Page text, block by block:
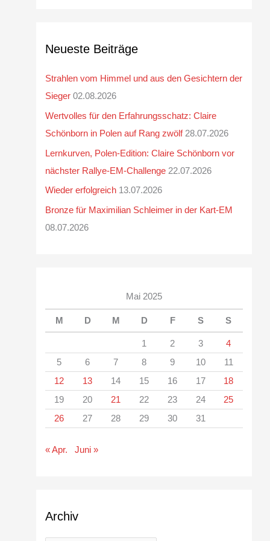
Neueste Beiträge
Strahlen vom Himmel und aus den Gesichtern der
Sieger 02.08.2026
Wertvolles für den Erfahrungsschatz: Claire
Schönborn in Polen auf Rang zwölf 28.07.2026
Lernkurven, Polen-Edition: Claire Schönborn vor
nächster Rallye-EM-Challenge 22.07.2026
Wieder erfolgreich 13.07.2026
Bronze für Maximilian Schleimer in der Kart-EM
08.07.2026
Mai 2025
M D M D F S S
1 2 3
4
5
6 7 8 9 10
11
12
13 14 15 16 17
18
19
20 21 22 23 24
25
26
27 28 29 30 31
« Apr. Juni »
Archiv